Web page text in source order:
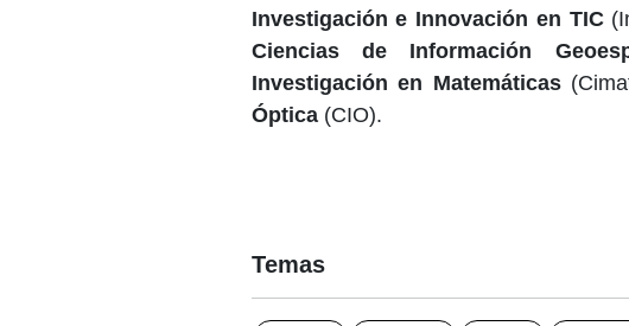
Investigación e Innovación en TIC
Ciencias de Información
Investigación en Matemáticas
Óptica(CIO).
Temas